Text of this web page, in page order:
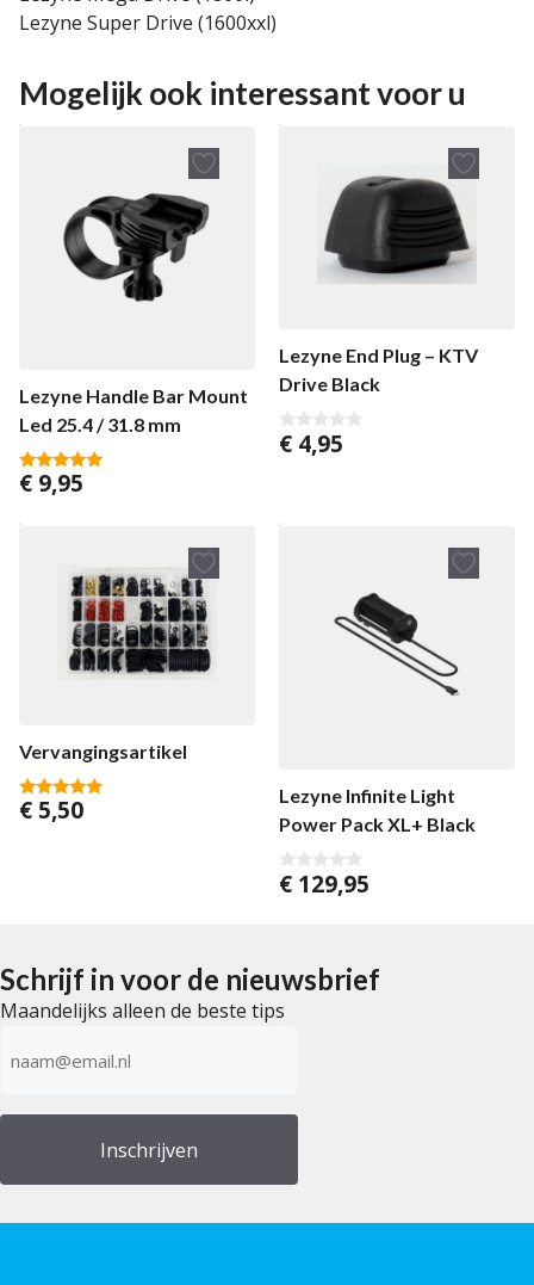
Lezyne Super Drive (1600xxl)
Mogelijk ook interessant voor u
Lezyne Handle Bar Mount
Led 25.4 / 31.8 mm
5.00
van 5
€ 9,95
Lezyne End Plug – KTV
Drive Black
0
v
€ 4,95
Vervangingsartikel
4.88
van 5
€ 5,50
Lezyne Infinite Light
Power Pack XL+ Black
0
v
€ 129,95
Schrijf in voor de nieuwsbrief
Maandelijks alleen de beste tips
mailadres